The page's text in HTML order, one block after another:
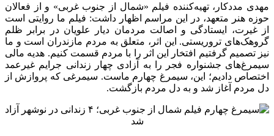
مهدی مددکار، تهیه‌کننده فیلم «شمال از جنوب غربی» و از فعالان
حوزه هنر متعهد، در این مراسم اظهار داشت: فیلم ما روایتی است
از غیرت، ایستادگی و اصالت مردمان دیار علویان در برابر ظلم
گروهک‌های تروریستی. این اثر، متعلق به مردم مازندران است و ما
نیز تصمیم گرفتیم افتخار این اثر را با مردم قسمت کنیم. هدیه مالی
سیمرغ‌های جشنواره فجر را به آزادی چهار زندانی جرایم غیرعمد
اختصاص دادیم؛ این، سیمرغ چهارم ماست. سیمرغی که پروازش از
دل مردم آغاز شد و به دل مردم بازگشت.